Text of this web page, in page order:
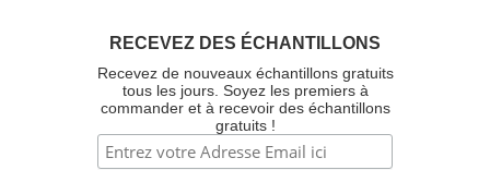
RECEVEZ DES ÉCHANTILLONS
Recevez de nouveaux échantillons gratuits
tous les jours. Soyez les premiers à
commander et à recevoir des échantillons
gratuits !